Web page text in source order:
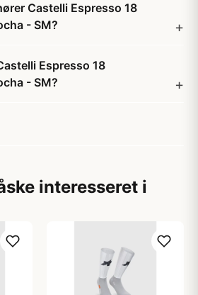
Castelli Espresso 18
- SM?
Espresso 18
- SM?
interesseret i